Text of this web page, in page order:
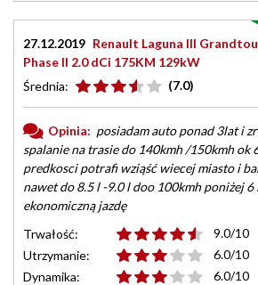
27.12.2019 Renault Laguna III
Phase II 2.0 dCi 175KM 129kW
Średnia:
(7.0)
Opinia: posiadam auto ponad 3lat i
spalanie na trasie do 140kmh /150kmh ok
predkosci potrafi wziąść wiecej miasto i
nawet do 8.5 l -9.0 l doo 100kmh poniżej 6
ekonomiczną jazdę
Trwałość:
9.0/10
Utrzymanie:
6.0/10
Dynamika:
6.0/10